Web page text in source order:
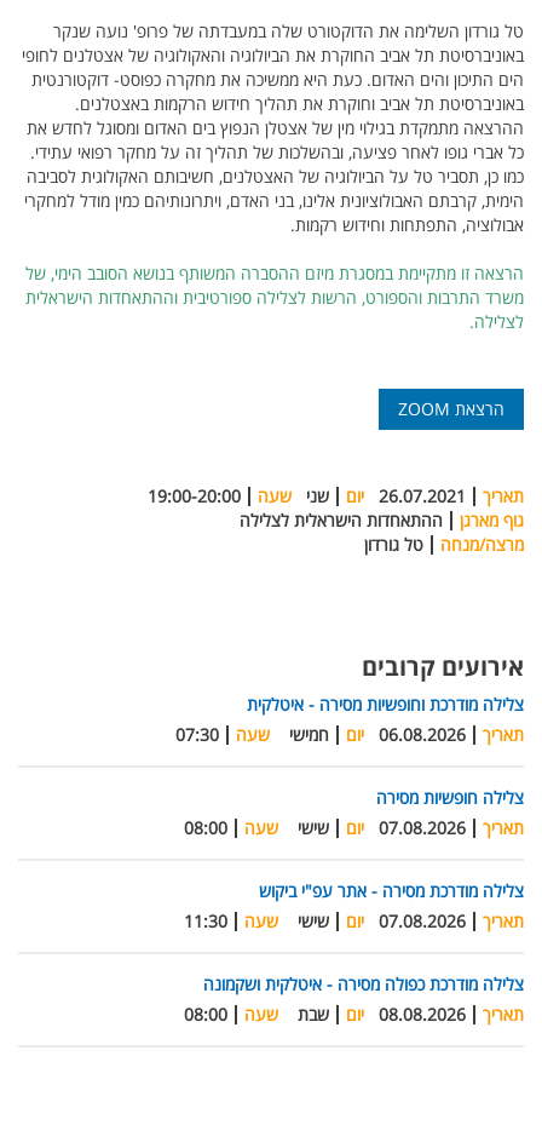
טל גורדון השלימה את הדוקטורט שלה במעבדתה של פרופ' נועה שנקר
באוניברסיטת תל אביב החוקרת את הביולוגיה והאקולוגיה של אצטלנים לחופי
הים התיכון והים האדום. כעת היא ממשיכה את מחקרה כפוסט- דוקטורנטית
באוניברסיטת תל אביב וחוקרת את תהליך חידוש הרקמות באצטלנים.
ההרצאה מתמקדת בגילוי מין של אצטלן הנפוץ בים האדום ומסוגל לחדש את
כל אברי גופו לאחר פציעה, ובהשלכות של תהליך זה על מחקר רפואי עתידי.
כמו כן, תסביר טל על הביולוגיה של האצטלנים, חשיבותם האקולוגית לסביבה
הימית, קרבתם האבולוציונית אלינו, בני האדם, ויתרונותיהם כמין מודל למחקרי
אבולוציה, התפתחות וחידוש רקמות.
הרצאה זו מתקיימת במסגרת מיזם ההסברה המשותף בנושא הסובב הימי, של
משרד התרבות והספורט, הרשות לצלילה ספורטיבית וההתאחדות הישראלית
לצלילה.
הרצאת ZOOM
תאריך 26.07.2021 יום שני שעה
19:00-20:00
גוף מארגן
ההתאחדות הישראלית לצלילה
מרצה/מנחה
טל גורדון
אירועים קרובים
צלילה מודרכת וחופשיות מסירה - איטלקית
תאריך
06.08.2026 יום חמישי שעה 07:30
צלילה חופשיות מסירה
תאריך
07.08.2026 יום שישי שעה 08:00
צלילה מודרכת מסירה - אתר עפ"י ביקוש
תאריך
07.08.2026 יום שישי שעה 11:30
צלילה מודרכת כפולה מסירה - איטלקית ושקמונה
תאריך
08.08.2026 יום שבת שעה 08:00